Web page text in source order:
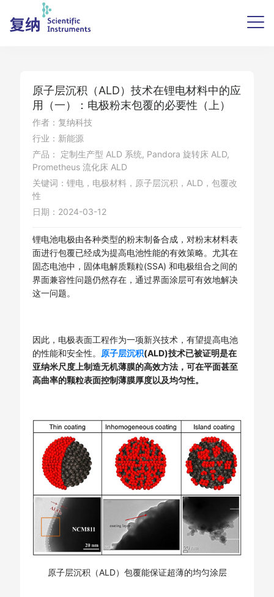
原子层沉积（ALD）技术在锂电材料中的应
用（一）：电极粉末包覆的必要性（上）
作者：复纳科技
行业：新能源
产品： 定制生产型 ALD 系统, Pandora 旋转床 ALD,
Prometheus 流化床 ALD
关键词：锂电，电极材料，原子层沉积，ALD，包覆改
性
日期：2024-03-12
锂电池电极由各种类型的粉末制备合成，对粉末材料表
面进行包覆已经成为提高电池性能的有效策略。尤其在
固态电池中，固体电解质颗粒(SSA) 和电极组合之间的
界面兼容性问题仍然存在，通过界面涂层可有效地解决
这一问题。
因此，电极表面工程作为一项新兴技术，有望提高电池
的性能和安全性。 原子层沉积(ALD)技术已被证明是在
亚纳米尺度上制造无机薄膜的高效方法，可在平面甚至
高曲率的颗粒表面控制薄膜厚度以及均匀性。
原子层沉积（ALD）包覆能保证超薄的均匀涂层